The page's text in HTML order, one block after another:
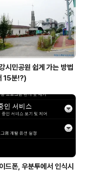
시민공원 쉽게 가는 방법
15분!?)
드폰, 우분투에서 인식시